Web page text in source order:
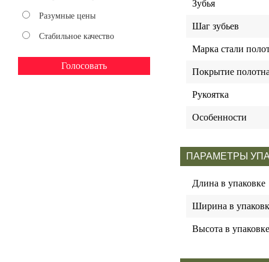
Разумные цены
Стабильное качество
Зубья
Шаг зубьев
Марка стали
Покрытие
Рукоятка
Особенности
ПАРАМЕТРЫ
Длина в упаковке
Ширина в
Высота в упаковке